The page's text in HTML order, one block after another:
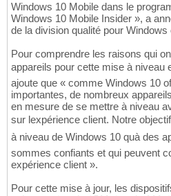
Windows 10 Mobile dans le
Windows 10 Mobile Insider », a
de la division qualité pour Windows
Pour comprendre les raisons qui
appareils pour cette mise à niveau
ajoute que « comme Windows 10
importantes, de nombreux
en mesure de se mettre à niveau
sur lexpérience client. Notre
à niveau de Windows 10 quà des
sommes confiants et qui peuvent
expérience client ».
Pour cette mise à jour, les